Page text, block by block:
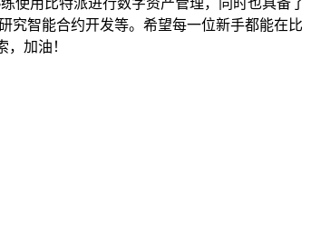
究智能合约开发等。希望每一位新手都能在比
加油！